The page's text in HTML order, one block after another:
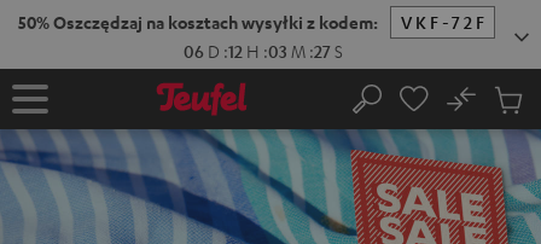
DO
Strona
główna
Szukaj
No
w